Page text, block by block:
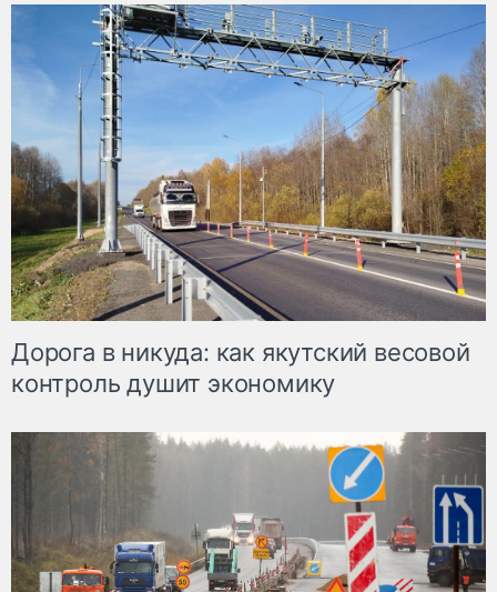
Дорога в никуда: как якутский весовой
контроль душит экономику